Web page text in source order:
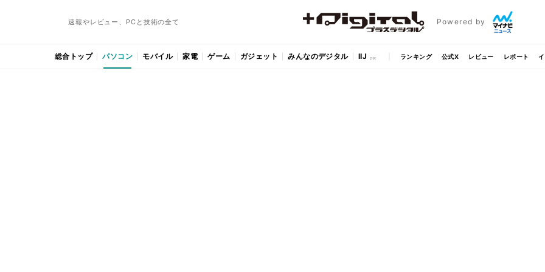
速報やレビュー、PCと技術の全て Powered by
総合トップ パソコン モバイル 家電 ゲーム ガジェット みんなのデジタル IIJ ランキング 公式X レビュー レポート